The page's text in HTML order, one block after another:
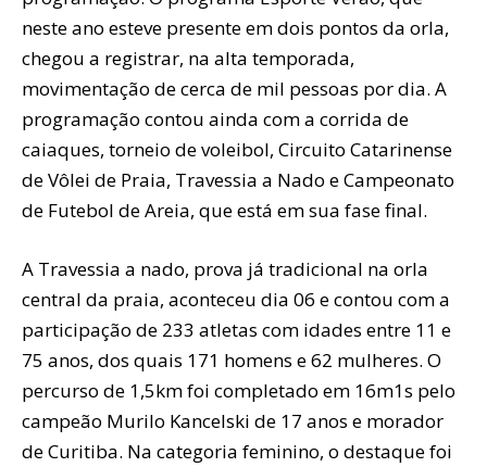
neste ano esteve presente em dois pontos da orla,
chegou a registrar, na alta temporada,
movimentação de cerca de mil pessoas por dia. A
programação contou ainda com a corrida de
caiaques, torneio de voleibol, Circuito Catarinense
de Vôlei de Praia, Travessia a Nado e Campeonato
de Futebol de Areia, que está em sua fase final.
A Travessia a nado, prova já tradicional na orla
central da praia, aconteceu dia 06 e contou com a
participação de 233 atletas com idades entre 11 e
75 anos, dos quais 171 homens e 62 mulheres. O
percurso de 1,5km foi completado em 16m1s pelo
campeão Murilo Kancelski de 17 anos e morador
de Curitiba. Na categoria feminino, o destaque foi